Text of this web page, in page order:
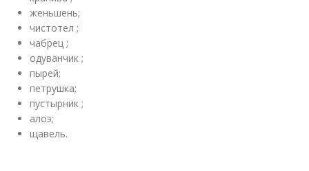
женьшень;
чистотел ;
чабрец ;
одуванчик ;
пырей;
петрушка;
пустырник ;
алоэ;
щавель.